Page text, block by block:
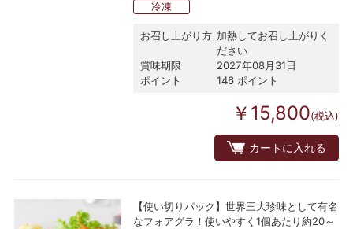
冷凍
お召し上がり方 加熱してお召し上がりく
ださい
賞味期限
2027年08月31日
ポイント
146 ポイント
￥15,800(税込)
カートに入れる
【使い切りパック】世界三大珍味として有名
なフォアグラ！使いやすく1個あたり約20～